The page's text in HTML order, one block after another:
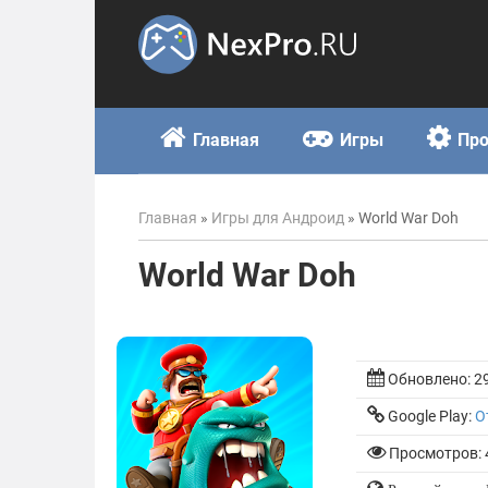
Главная Игры
Главная » Игры для Андроид » World War Doh
World War Doh
Обновлено:
Google Play:
Просмотров: